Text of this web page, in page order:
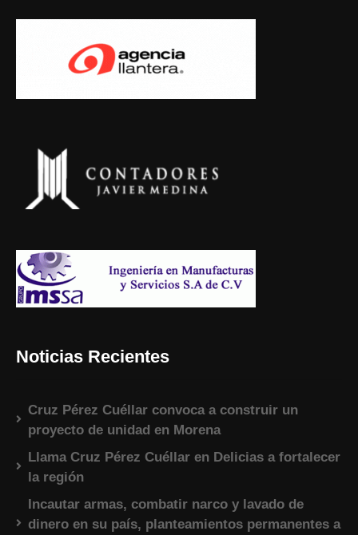
Noticias Recientes
Cruz Pérez Cuéllar convoca a construir un
proyecto de unidad en Morena
Llama Cruz Pérez Cuéllar en Delicias a fortalecer
la región
Incautar armas, combatir narco y lavado de
dinero en su país, planteamientos permanentes a